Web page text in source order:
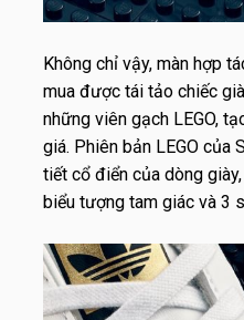
Không chỉ vậy, màn hợp
mua được tái tảo chiếc
những viên gạch LEGO,
giá. Phiên bản LEGO của
tiết cổ điển của dòng
biểu tượng tam giác và 3